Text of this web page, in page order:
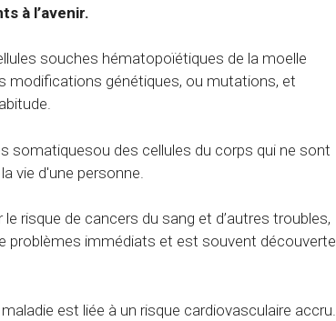
à l’avenir.
souches hématopoïétiques de la moelle
modifications génétiques, ou mutations, et
somatiquesou des cellules du corps qui ne sont
vie d'une personne.
risque de cancers du sang et d’autres troubles,
problèmes immédiats et est souvent découverte
est liée à un risque cardiovasculaire accru.